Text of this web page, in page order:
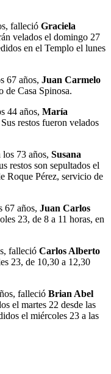
falleció Graciela
velados el domingo 27
en el Templo el lunes
67 años, Juan Carmelo
de Casa Spinosa.
44 años, María
Sus restos fueron velados
73 años, Susana
restos son sepultados el
Roque Pérez, servicio de
67 años, Juan Carlos
23, de 8 a 11 horas, en
falleció Carlos Alberto
23, de 10,30 a 12,30
falleció Brian Abel
el martes 22 desde las
el miércoles 23 a las